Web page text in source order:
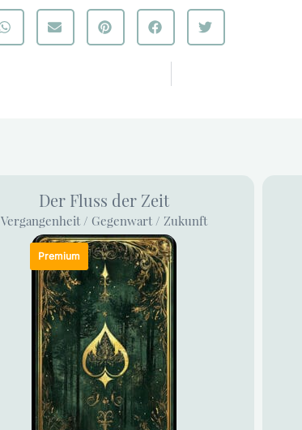
Der Fluss der Zeit
Vergangenheit / Gegenwart / Zukunft